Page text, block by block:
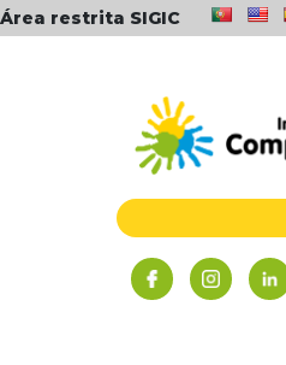
Área restrita SIGIC